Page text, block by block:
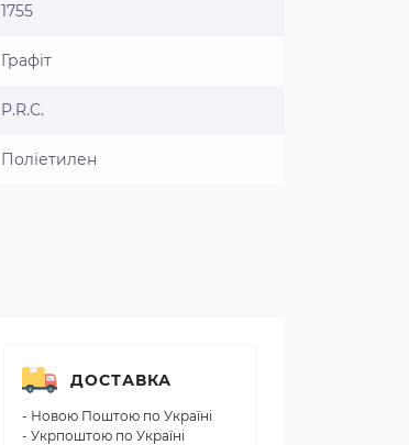
1755
Графіт
P.R.C.
Поліетилен
ДОСТАВКА
- Новою Поштою по Україні
- Укрпоштою по Україні